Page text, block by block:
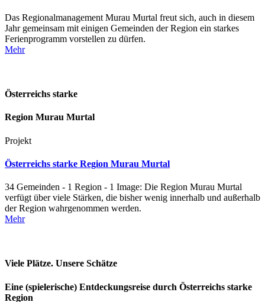
Das Regionalmanagement Murau Murtal freut sich, auch in diesem
Jahr gemeinsam mit einigen Gemeinden der Region ein starkes
Ferienprogramm vorstellen zu dürfen.
Mehr
Österreichs starke
Region Murau Murtal
Projekt
Österreichs starke Region Murau Murtal
34 Gemeinden - 1 Region - 1 Image: Die Region Murau Murtal
verfügt über viele Stärken, die bisher wenig innerhalb und außerhalb
der Region wahrgenommen werden.
Mehr
Viele Plätze. Unsere Schätze
Eine (spielerische) Entdeckungsreise durch Österreichs starke
Region